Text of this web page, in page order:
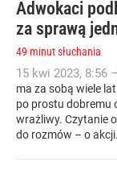
Adwokaci
za sprawą
49 minut słuchania
15 kwi 2023, 8:56
ma za sobą wiele
po prostu dobremu
wrażliwy. Czytanie
do rozmów – o